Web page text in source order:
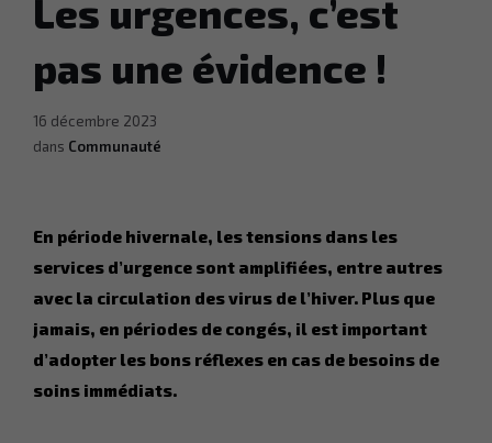
Les urgences, c’est
pas une évidence !
16 décembre 2023
dans Communauté
En période hivernale, les tensions dans les
services d’urgence sont amplifiées, entre autres
avec la circulation des virus de l’hiver. Plus que
jamais, en périodes de congés, il est important
d’adopter les bons réflexes en cas de besoins de
soins immédiats.